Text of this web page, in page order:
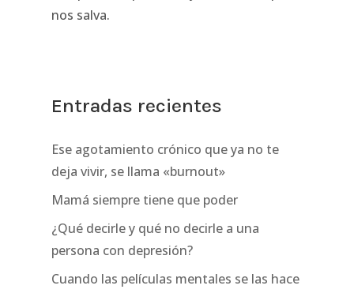
nos salva.
Entradas recientes
Ese agotamiento crónico que ya no te
deja vivir, se llama «burnout»
Mamá siempre tiene que poder
¿Qué decirle y qué no decirle a una
persona con depresión?
Cuando las películas mentales se las hace